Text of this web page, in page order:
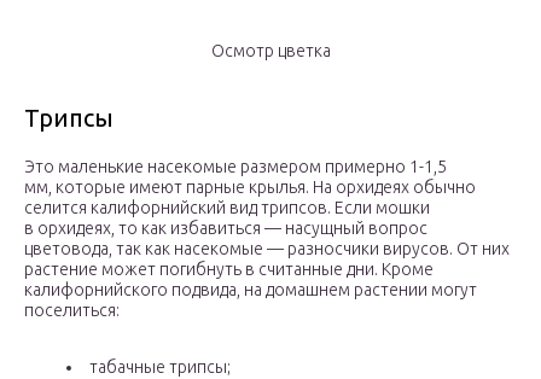
Осмотр цветка
Трипсы
Это маленькие насекомые размером примерно 1-1,5
мм, которые имеют парные крылья. На орхидеях обычно
селится калифорнийский вид трипсов. Если мошки
в орхидеях, то как избавиться — насущный вопрос
цветовода, так как насекомые — разносчики вирусов. От них
растение может погибнуть в считанные дни. Кроме
калифорнийского подвида, на домашнем растении могут
поселиться:
табачные трипсы;